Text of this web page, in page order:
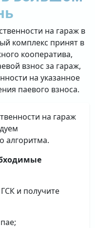
на гараж в
комплекс принят в
кооператива,
взнос за гараж,
на указанное
паевого взноса.
на гараж
алгоритма.
и получите